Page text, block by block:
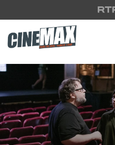
Saltar para o conteúdo principal